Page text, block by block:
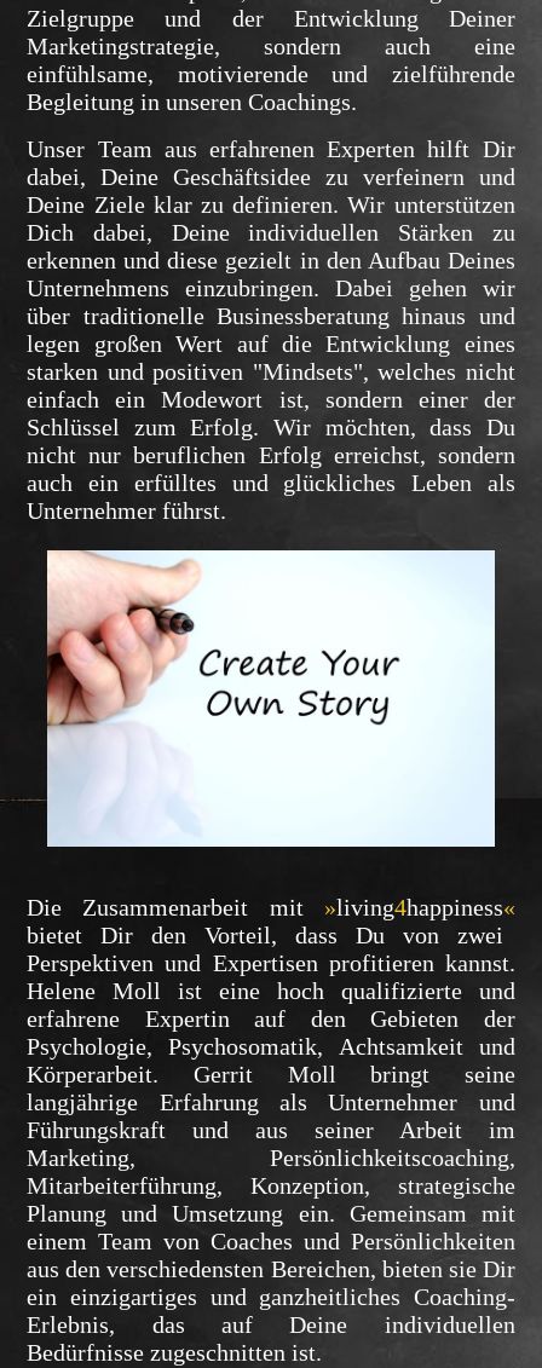
Zielgruppe und der Entwicklung Deiner
Marketingstrategie, sondern auch eine
einfühlsame, motivierende und zielführende
Begleitung in unseren Coachings.
Unser Team aus erfahrenen Experten hilft Dir
dabei, Deine Geschäftsidee zu verfeinern und
Deine Ziele klar zu definieren. Wir unterstützen
Dich dabei, Deine individuellen Stärken zu
erkennen und diese gezielt in den Aufbau Deines
Unternehmens einzubringen. Dabei gehen wir
über traditionelle Businessberatung hinaus und
legen großen Wert auf die Entwicklung eines
starken und positiven "Mindsets", welches nicht
einfach ein Modewort ist, sondern einer der
Schlüssel zum Erfolg. Wir möchten, dass Du
nicht nur beruflichen Erfolg erreichst, sondern
auch ein erfülltes und glückliches Leben als
Unternehmer führst.
Die Zusammenarbeit mit »living4happiness«
bietet Dir den Vorteil, dass Du von zwei
Perspektiven und Expertisen profitieren kannst.
Helene Moll ist eine hoch qualifizierte und
erfahrene Expertin auf den Gebieten der
Psychologie, Psychosomatik, Achtsamkeit und
Körperarbeit. Gerrit Moll bringt seine
langjährige Erfahrung als Unternehmer und
Führungskraft und aus seiner Arbeit im
Marketing, Persönlichkeitscoaching,
Mitarbeiterführung, Konzeption, strategische
Planung und Umsetzung ein. Gemeinsam mit
einem Team von Coaches und Persönlichkeiten
aus den verschiedensten Bereichen, bieten sie Dir
ein einzigartiges und ganzheitliches Coaching-
Erlebnis, das auf Deine individuellen
Bedürfnisse zugeschnitten ist.